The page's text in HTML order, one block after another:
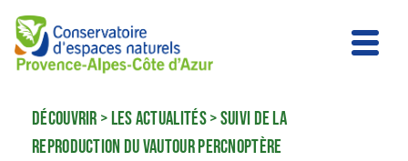
DÉCOUVRIR >LES ACTUALITÉS>SUIVI DE LA
REPRODUCTION DU VAUTOUR PERCNOPTÈRE